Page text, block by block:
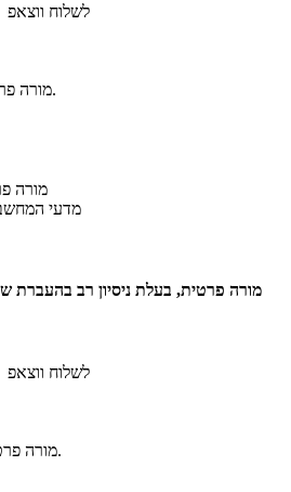
לשלוח ווצאפ
מורה
מדעי המחשב,
מורה פרטית, בעלת ניסיון רב בהעברת
לשלוח ווצאפ